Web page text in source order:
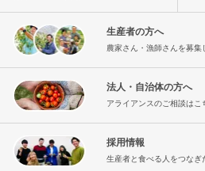
生産者の方へ
農家さん・漁師さんを募集
法人・自治体の方へ
アライアンスのご相談はこ
採用情報
生産者と食べる人をつなぎ